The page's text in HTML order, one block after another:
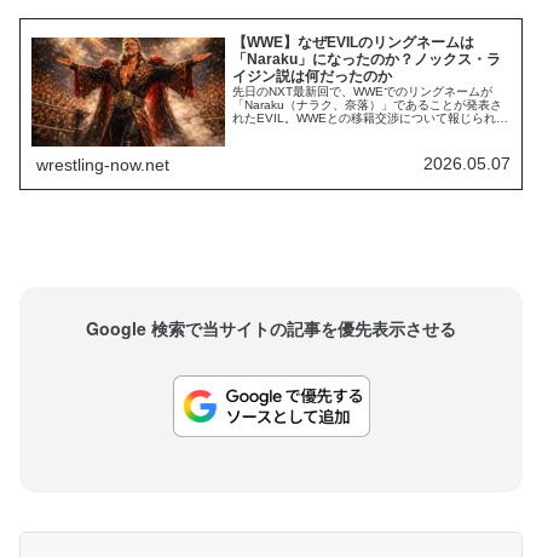
【WWE】なぜEVILのリングネームは
「Naraku」になったのか？ノックス・ラ
イジン説は何だったのか
先日のNXT最新回で、WWEでのリングネームが
「Naraku（ナラク、奈落）」であることが発表さ
れたEVIL。WWEとの移籍交渉について報じられて
補として「ノックス・ライジン（Nox Raijin）」説
があったものの、なぜかこれは採用されず、まっ
wrestling-now.net 2026.05.07
Google 検索で当サイトの記事を優先表示させる